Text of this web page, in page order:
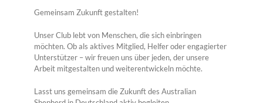
Gemeinsam Zukunft gestalten!
Unser Club lebt von Menschen, die sich einbringen
möchten. Ob als aktives Mitglied, Helfer oder engagierter
Unterstützer – wir freuen uns über jeden, der unsere
Arbeit mitgestalten und weiterentwickeln möchte.
Lasst uns gemeinsam die Zukunft des Australian